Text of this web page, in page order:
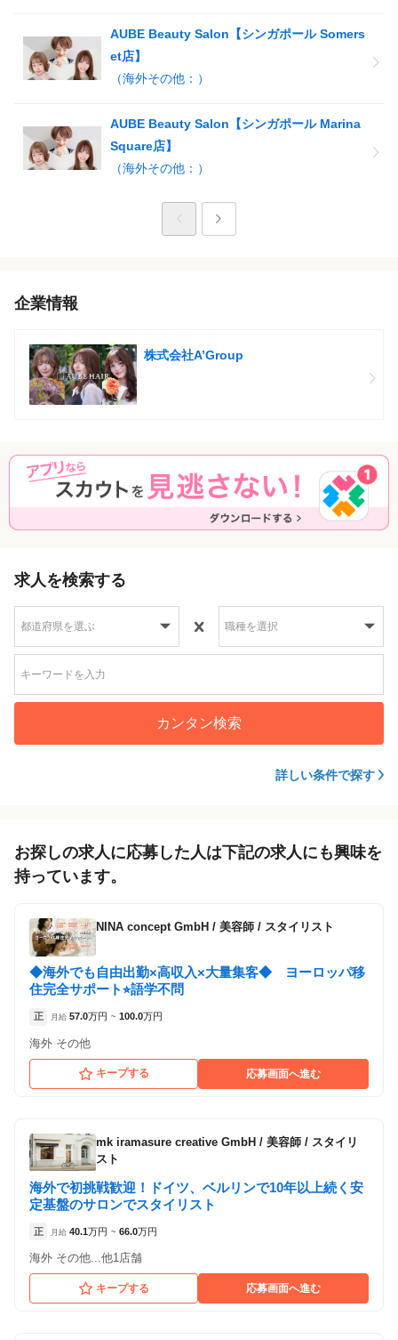
AUBE Beauty Salon【シンガポール Somers
et店】
（海外その他：）
AUBE Beauty Salon【シンガポール Marina
Square店】
（海外その他：）
企業情報
株式会社A’Group
求人を検索する
カンタン検索
詳しい条件で探す
お探しの求人に応募した人は下記の求人にも興味を
持っています。
NINA concept GmbH / 美容師 / スタイリスト
◆海外でも自由出勤×高収入×大量集客◆ ヨーロッパ移
住完全サポート⭐︎語学不問
正 月給 57.0万円 ~ 100.0万円
海外 その他
キープする 応募画面へ進む
mk iramasure creative GmbH / 美容師 / スタイリ
スト
海外で初挑戦歓迎！ドイツ、ベルリンで10年以上続く安
定基盤のサロンでスタイリスト
正 月給 40.1万円 ~ 66.0万円
海外 その他...他1店舗
キープする 応募画面へ進む